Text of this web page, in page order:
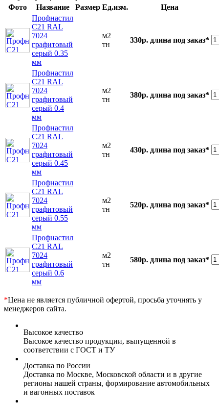
Фото
Название Размер Ед.изм.
Цена
Профнастил
С21 RAL
7024
графитовый
серый 0.35
мм
м2
тн
330р. длина под заказ*
Профнастил
С21 RAL
7024
графитовый
серый 0.4
мм
м2
тн
380р. длина под заказ*
Профнастил
С21 RAL
7024
графитовый
серый 0.45
мм
м2
тн
430р. длина под заказ*
Профнастил
С21 RAL
7024
графитовый
серый 0.55
мм
м2
тн
520р. длина под заказ*
Профнастил
С21 RAL
7024
графитовый
серый 0.6
мм
м2
тн
580р. длина под заказ*
*Цена не является публичной офертой, просьба уточнять у
менеджеров сайта.
Высокое качество
Высокое качество продукции, выпущенной в
соответствии с ГОСТ и ТУ
Доставка по России
Доставка по Москве, Московской области и в другие
регионы нашей страны, формирование автомобильных
и вагонных поставок